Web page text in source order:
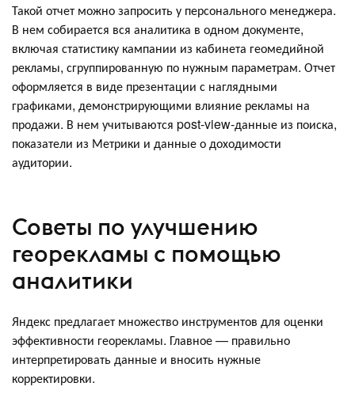
Такой отчет можно запросить у персонального менеджера.
В нем собирается вся аналитика в одном документе,
включая статистику кампании из кабинета геомедийной
рекламы, сгруппированную по нужным параметрам. Отчет
оформляется в виде презентации с наглядными
графиками, демонстрирующими влияние рекламы на
продажи. В нем учитываются post-view-данные из поиска,
показатели из Метрики и данные о доходимости
аудитории.
Советы по улучшению
георекламы с помощью
аналитики
Яндекс предлагает множество инструментов для оценки
эффективности георекламы. Главное — правильно
интерпретировать данные и вносить нужные
корректировки.